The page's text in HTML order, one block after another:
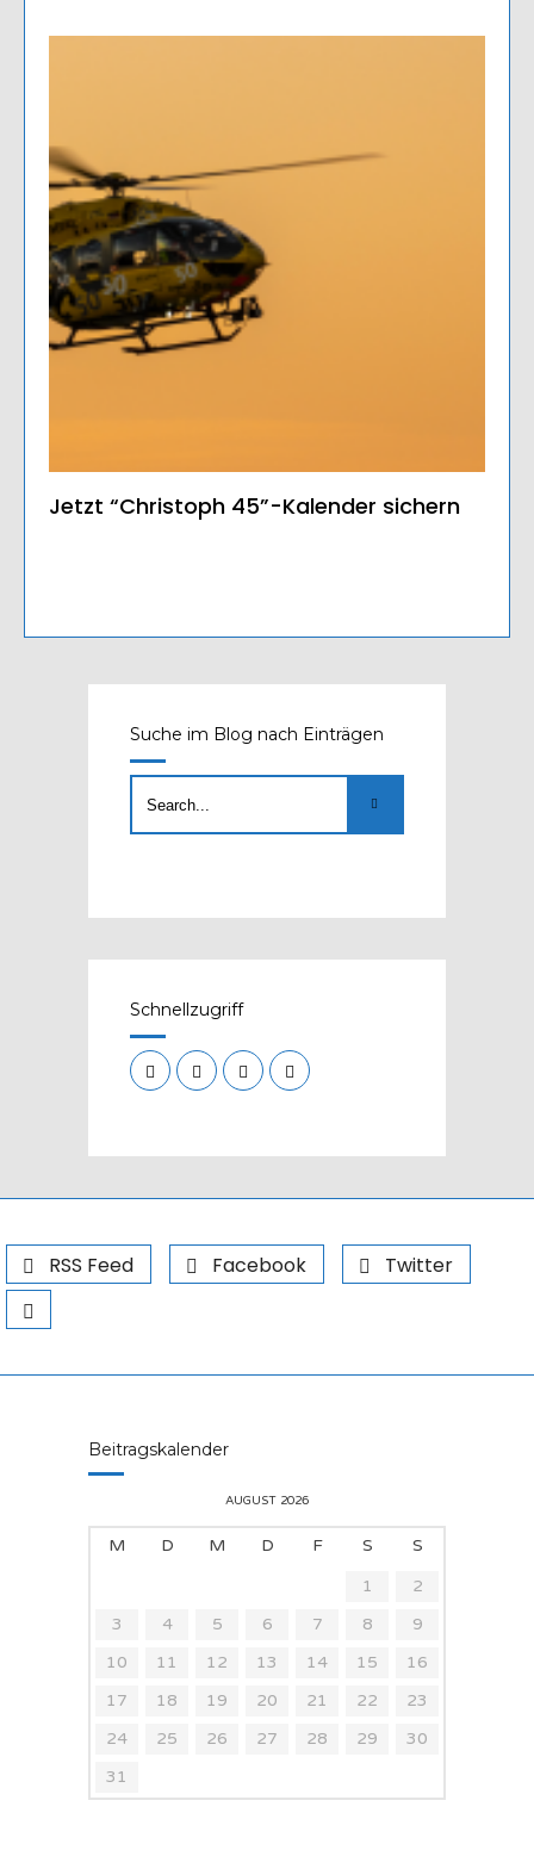
Jetzt “Christoph 45”-Kalender sichern
Suche im Blog nach Einträgen
Schnellzugriff
RSS Feed Facebook Twitter
Beitragskalender
AUGUST 2026
M D M D F S
S
1
2
3
4 5 6 7 8
9
10
11 12 13 14 15
16
17
18 19 20 21 22
23
24
25 26 27 28 29
30
31